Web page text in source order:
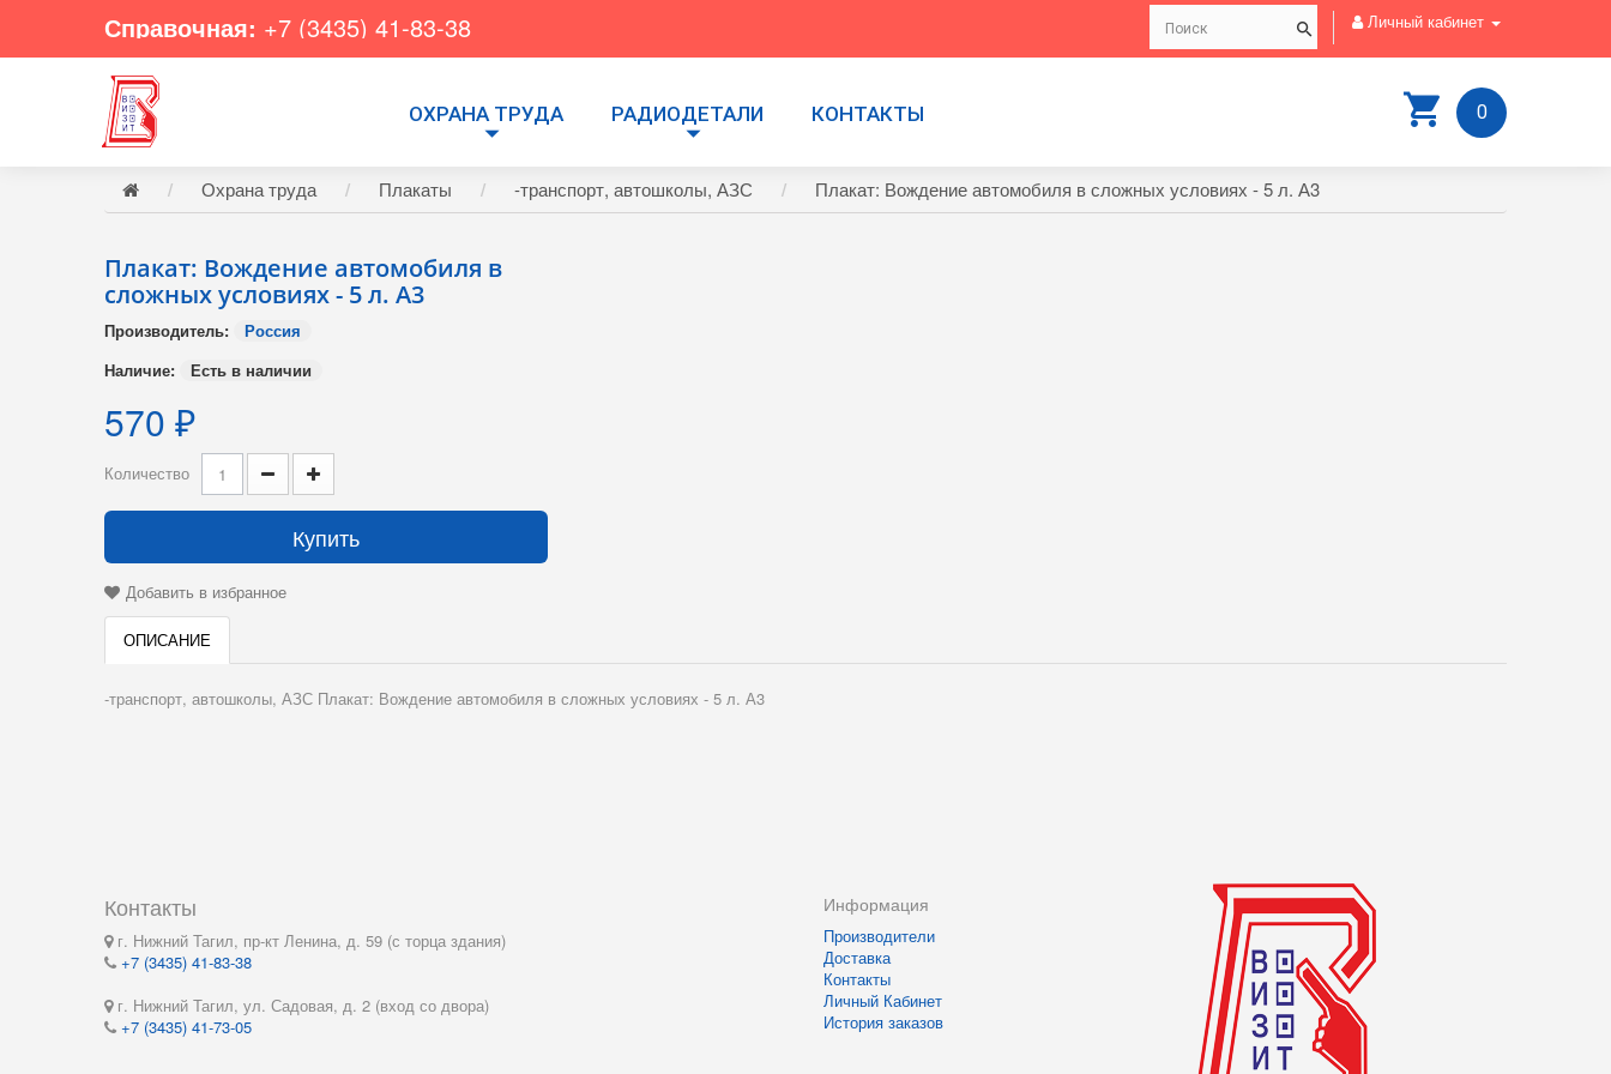
Справочная: +7 (3435) 41-83-38 Личный кабинет
0
ОХРАНА ТРУДА РАДИОДЕТАЛИ КОНТАКТЫ
Охрана труда Плакаты -транспорт, автошколы, АЗС Плакат: Вождение автомобиля в сложных условиях - 5 л. А3
Плакат: Вождение автомобиля в
сложных условиях - 5 л. А3
Производитель:
Россия
Наличие:
Есть в наличии
570 ₽
Количество
Купить
Добавить в избранное
ОПИСАНИЕ
-транспорт, автошколы, АЗС Плакат: Вождение автомобиля в сложных условиях - 5 л. А3
Контакты
г. Нижний Тагил, пр-кт Ленина, д. 59 (с торца здания)
+7 (3435) 41-83-38
г. Нижний Тагил, ул. Садовая, д. 2 (вход со двора)
+7 (3435) 41-73-05
Информация
Производители
Доставка
Контакты
Личный Кабинет
История заказов